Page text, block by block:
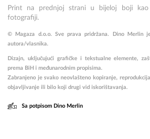
Print na prednjoj strani u bijeloj boji
fotografiji.
© Magaza d.o.o. Sve prava pridržana. Dino Merlin
autora/vlasnika.
Dizajn, uključujući grafičke i tekstualne elemente,
prema BiH i međunarodnim propisima.
Zabranjeno je svako neovlašteno kopiranje,
objavljivanje ili bilo koji drugi vid iskorištavanja.
Sa potpisom Dino Merlin